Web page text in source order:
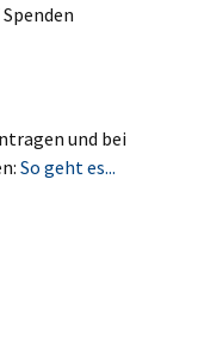
und bei
So geht es...